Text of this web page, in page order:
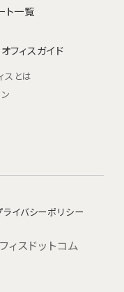
ト一覧
フィスガイド
スとは
ライバシーポリシー
スドットコム